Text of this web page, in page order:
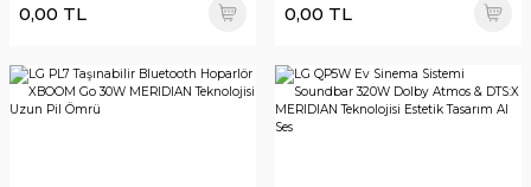
0,00 TL 0,00 TL